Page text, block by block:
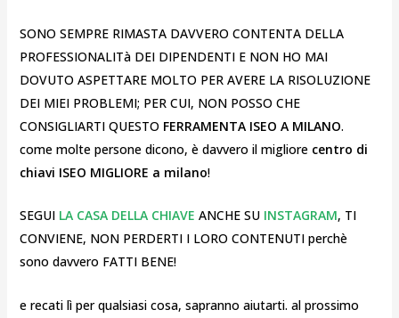
SONO SEMPRE RIMASTA DAVVERO CONTENTA DELLA
PROFESSIONALITà DEI DIPENDENTI E NON HO MAI
DOVUTO ASPETTARE MOLTO PER AVERE LA RISOLUZIONE
DEI MIEI PROBLEMI; PER CUI, NON POSSO CHE
CONSIGLIARTI QUESTO FERRAMENTA ISEO A MILANO.
come molte persone dicono, è davvero il migliore centro di
chiavi ISEO MIGLIORE a milano!
SEGUI LA CASA DELLA CHIAVE ANCHE SU INSTAGRAM, TI
CONVIENE, NON PERDERTI I LORO CONTENUTI perchè
sono davvero FATTI BENE!
e recati lì per qualsiasi cosa, sapranno aiutarti. al prossimo